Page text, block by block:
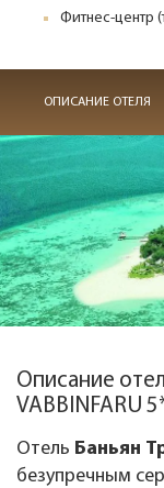
Фитнес-центр
ОПИСАНИЕ ОТЕЛЯ
Описание
VABBINFARU
Отель Баньян
безупречным